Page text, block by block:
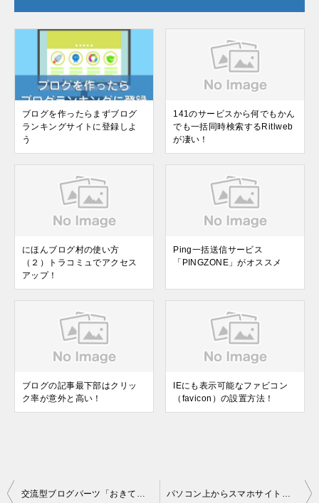
ブログを作ったらまずブログ
ランキングサイトに登録しよ
う
141のサービスから何でもかん
でも一括同時検索するRitlweb
が凄い！
にほんブログ村の使い方
（２）トラコミュでアクセス
アップ！
Ping一括送信サービス
「PINGZONE」がオススメ
ブログの記事最下部はクリッ
ク率が意外と高い！
IEにも表示可能なファビコン
（favicon）の設置方法！
投
交流型ブログパーツ「おきてがみ」設置方法【完全版】 パソコン上からスマホサイトの表示を確認する方法（完全図解版）